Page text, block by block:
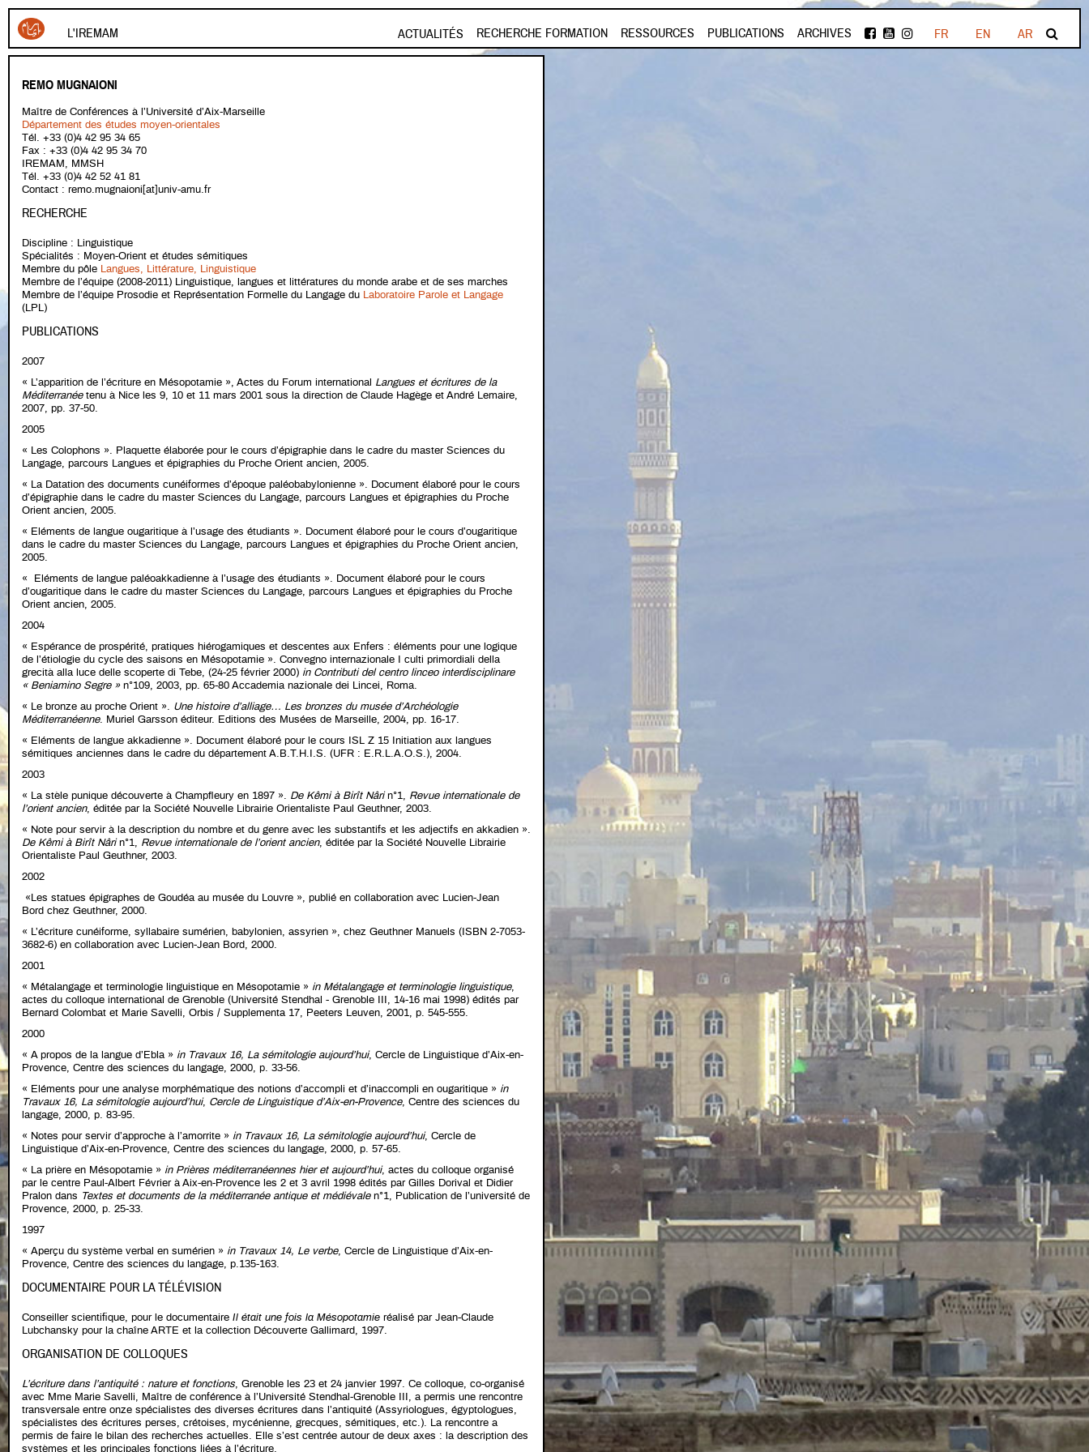
Aller au contenu principal
L'IREMAM ACTUALITÉS RECHERCHE FORMATION RESSOURCES PUBLICATIONS ARCHIVES FR EN AR
REMO MUGNAIONI
Maître de Conférences à l’Université d’Aix-Marseille
Département des études moyen-orientales
Tél. +33 (0)4 42 95 34 65
Fax : +33 (0)4 42 95 34 70
IREMAM, MMSH
Tél. +33 (0)4 42 52 41 81
Contact : remo.mugnaioni[at]univ-amu.fr
RECHERCHE
Discipline : Linguistique
Spécialités : Moyen-Orient et études sémitiques
Membre du pôle Langues, Littérature, Linguistique
Membre de l’équipe (2008-2011) Linguistique, langues et littératures du monde arabe et de ses marches
Membre de l’équipe Prosodie et Représentation Formelle du Langage du Laboratoire Parole et Langage
(LPL)
PUBLICATIONS
2007
« L’apparition de l’écriture en Mésopotamie », Actes du Forum international Langues et écritures de la
Méditerranéetenu à Nice les 9, 10 et 11 mars 2001 sous la direction de Claude Hagège et André Lemaire,
2007, pp. 37-50.
2005
« Les Colophons ». Plaquette élaborée pour le cours d’épigraphie dans le cadre du master Sciences du
Langage, parcours Langues et épigraphies du Proche Orient ancien, 2005.
« La Datation des documents cunéiformes d’époque paléobabylonienne ». Document élaboré pour le cours
d’épigraphie dans le cadre du master Sciences du Langage, parcours Langues et épigraphies du Proche
Orient ancien, 2005.
« Eléments de langue ougaritique à l’usage des étudiants ». Document élaboré pour le cours d’ougaritique
dans le cadre du master Sciences du Langage, parcours Langues et épigraphies du Proche Orient ancien,
2005.
« Eléments de langue paléoakkadienne à l’usage des étudiants ». Document élaboré pour le cours
d’ougaritique dans le cadre du master Sciences du Langage, parcours Langues et épigraphies du Proche
Orient ancien, 2005.
2004
« Espérance de prospérité, pratiques hiérogamiques et descentes aux Enfers : éléments pour une logique
de l’étiologie du cycle des saisons en Mésopotamie ». Convegno internazionale I culti primordiali della
grecità alla luce delle scoperte di Tebe, (24-25 février 2000) in Contributi del centro linceo interdisciplinare
« Beniamino Segre »n°109, 2003, pp. 65-80 Accademia nazionale dei Lincei, Roma.
« Le bronze au proche Orient ». Une histoire d’alliage… Les bronzes du musée d’Archéologie
Méditerranéenne. Muriel Garsson éditeur. Editions des Musées de Marseille, 2004, pp. 16-17.
« Eléments de langue akkadienne ». Document élaboré pour le cours ISL Z 15 Initiation aux langues
sémitiques anciennes dans le cadre du département A.B.T.H.I.S. (UFR : E.R.L.A.O.S.), 2004.
2003
« La stèle punique découverte à Champfleury en 1897 ». De Kêmi à Birît Nârin°1, Revue internationale de
l’orient ancien, éditée par la Société Nouvelle Librairie Orientaliste Paul Geuthner, 2003.
« Note pour servir à la description du nombre et du genre avec les substantifs et les adjectifs en akkadien ».
De Kêmi à Birît Nârin°1, Revue internationale de l’orient ancien, éditée par la Société Nouvelle Librairie
Orientaliste Paul Geuthner, 2003.
2002
«Les statues épigraphes de Goudéa au musée du Louvre », publié en collaboration avec Lucien-Jean
Bord chez Geuthner, 2000.
« L’écriture cunéiforme, syllabaire sumérien, babylonien, assyrien », chez Geuthner Manuels (ISBN 2-7053-
3682-6) en collaboration avec Lucien-Jean Bord, 2000.
2001
« Métalangage et terminologie linguistique en Mésopotamie » in Métalangage et terminologie linguistique,
actes du colloque international de Grenoble (Université Stendhal - Grenoble III, 14-16 mai 1998) édités par
Bernard Colombat et Marie Savelli, Orbis / Supplementa 17, Peeters Leuven, 2001, p. 545-555.
2000
« A propos de la langue d’Ebla » in Travaux 16, La sémitologie aujourd’hui, Cercle de Linguistique d’Aix-en-
Provence, Centre des sciences du langage, 2000, p. 33-56.
« Eléments pour une analyse morphématique des notions d’accompli et d’inaccompli en ougaritique » in
Travaux 16, La sémitologie aujourd’hui, Cercle de Linguistique d’Aix-en-Provence, Centre des sciences du
langage, 2000, p. 83-95.
« Notes pour servir d’approche à l’amorrite » in Travaux 16, La sémitologie aujourd’hui, Cercle de
Linguistique d’Aix-en-Provence, Centre des sciences du langage, 2000, p. 57-65.
« La prière en Mésopotamie » in Prières méditerranéennes hier et aujourd’hui, actes du colloque organisé
par le centre Paul-Albert Février à Aix-en-Provence les 2 et 3 avril 1998 édités par Gilles Dorival et Didier
Pralon dans Textes et documents de la méditerranée antique et médiévale n°1, Publication de l’université de
Provence, 2000, p. 25-33.
1997
« Aperçu du système verbal en sumérien » in Travaux 14, Le verbe, Cercle de Linguistique d’Aix-en-
Provence, Centre des sciences du langage, p.135-163.
DOCUMENTAIRE POUR LA TÉLÉVISION
Conseiller scientifique, pour le documentaire Il était une fois la Mésopotamie réalisé par Jean-Claude
Lubchansky pour la chaîne ARTE et la collection Découverte Gallimard, 1997.
ORGANISATION DE COLLOQUES
L’écriture dans l’antiquité : nature et fonctions, Grenoble les 23 et 24 janvier 1997. Ce colloque, co-organisé
avec Mme Marie Savelli, Maître de conférence à l’Université Stendhal-Grenoble III, a permis une rencontre
transversale entre onze spécialistes des diverses écritures dans l’antiquité (Assyriologues, égyptologues,
spécialistes des écritures perses, crétoises, mycénienne, grecques, sémitiques, etc.). La rencontre a
permis de faire le bilan des recherches actuelles. Elle s’est centrée autour de deux axes : la description des
systèmes et les principales fonctions liées à l’écriture.